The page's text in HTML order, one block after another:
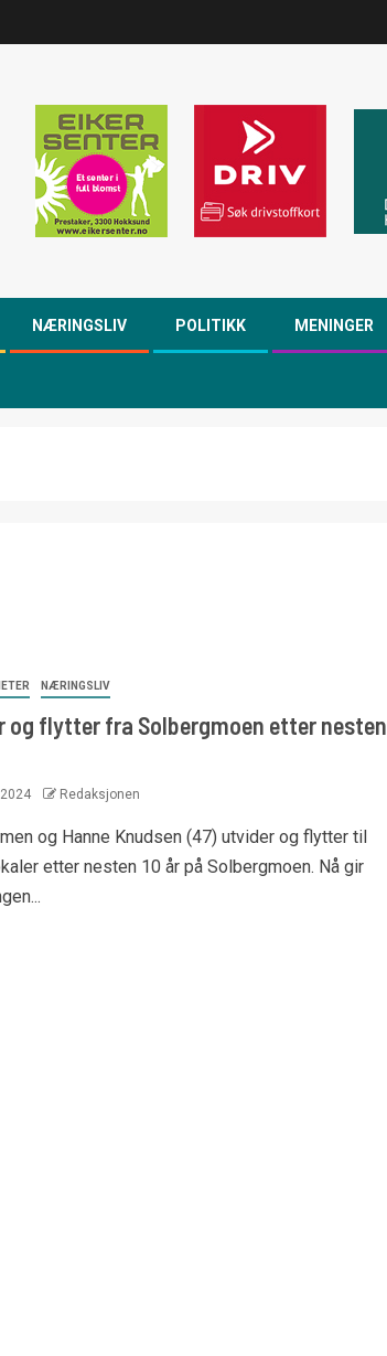
NÆRINGSLIV POLITIKK MENINGER
NÆRINGSLIV
og flytter fra Solbergmoen etter nesten
Redaksjonen
og Hanne Knudsen (47) utvider og flytter til
etter nesten 10 år på Solbergmoen. Nå gir